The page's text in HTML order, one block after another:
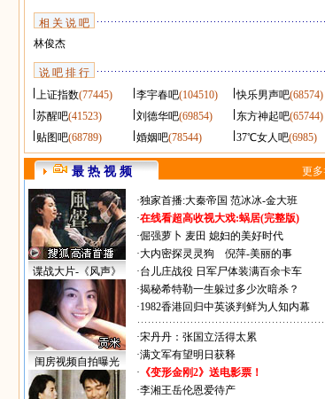
相 关 说 吧
林俊杰
说 吧 排 行
上证指数(77445) 李宇春吧(104510) 快乐男声吧(68574)
苏醒吧(41523) 刘德华吧(69854) 东方神起吧(65744)
贴图吧(68789) 婚姻吧(78544) 37℃女人吧(6985)
最 热 视 频 更多
谍战大片-《风声》
闺房视频自拍曝光
·独家首播:大秦帝国 范冰冰-金大班
·在线看超高收视大戏:蜗居(完整版)
·倔强萝卜 麦田 媳妇的美好时代
·大内密探灵灵狗
倪萍-美丽的事
·台儿庄战役 日军尸体装满百余卡车
·揭秘希特勒一生躲过多少次暗杀？
·1982香港回归中英谈判鲜为人知内幕
·宋丹丹：张国立活得太累
·满文军有望明日获释
· 《变形金刚2》送电影票！
·李湘王岳伦恩爱待产